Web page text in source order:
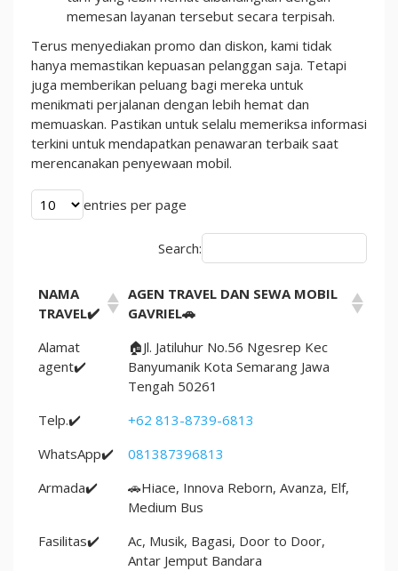
memesan layanan tersebut secara terpisah.
Terus menyediakan promo dan diskon, kami tidak
hanya memastikan kepuasan pelanggan saja. Tetapi
juga memberikan peluang bagi mereka untuk
menikmati perjalanan dengan lebih hemat dan
memuaskan. Pastikan untuk selalu memeriksa informasi
terkini untuk mendapatkan penawaran terbaik saat
merencanakan penyewaan mobil.
entries per page
Search:
NAMA
TRAVEL✔️
AGEN TRAVEL DAN SEWA MOBIL
GAVRIEL🚗
Alamat
agent✔️
🏠Jl. Jatiluhur No.56 Ngesrep Kec
Banyumanik Kota Semarang Jawa
Tengah 50261
Telp.✔️
+62 813-8739-6813
WhatsApp✔️
081387396813
Armada✔️
🚗Hiace, Innova Reborn, Avanza, Elf,
Medium Bus
Fasilitas✔️
Ac, Musik, Bagasi, Door to Door,
Antar Jemput Bandara